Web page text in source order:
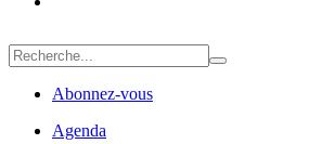
Abonnez-vous
Agenda